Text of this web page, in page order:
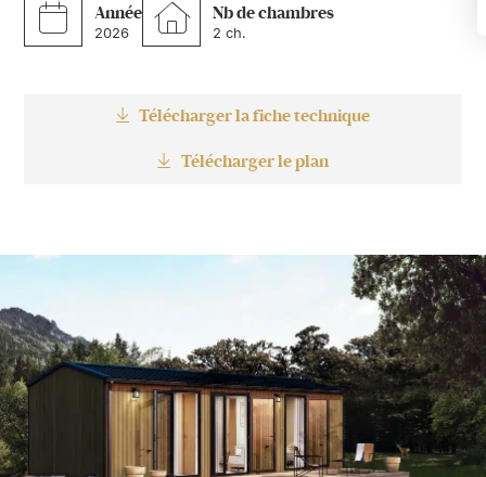
Année
2026
Nb de chambres
2 ch.
Télécharger la fiche technique
Télécharger le plan